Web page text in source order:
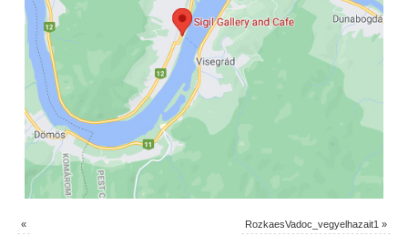
« RozkaesVadoc_vegyelhazait1 »